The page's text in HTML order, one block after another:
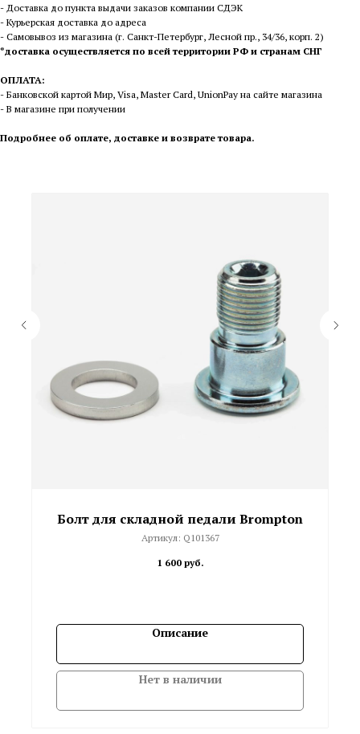
- Доставка до пункта выдачи заказов компании СДЭК
- Курьерская доставка до адреса
- Самовывоз из магазина (г. Санкт-Петербург, Лесной пр., 34/36, корп. 2)
*доставка осуществляется по всей территории РФ и странам СНГ
ОПЛАТА:
- Банковской картой Мир, Visa, Master Card, UnionPay на сайте магазина
- В магазине при получении
Подробнее об оплате, доставке и возврате товара.
Болт для складной педали Brompton
Артикул: Q101367
1 600 руб.
Описание
Нет в наличии